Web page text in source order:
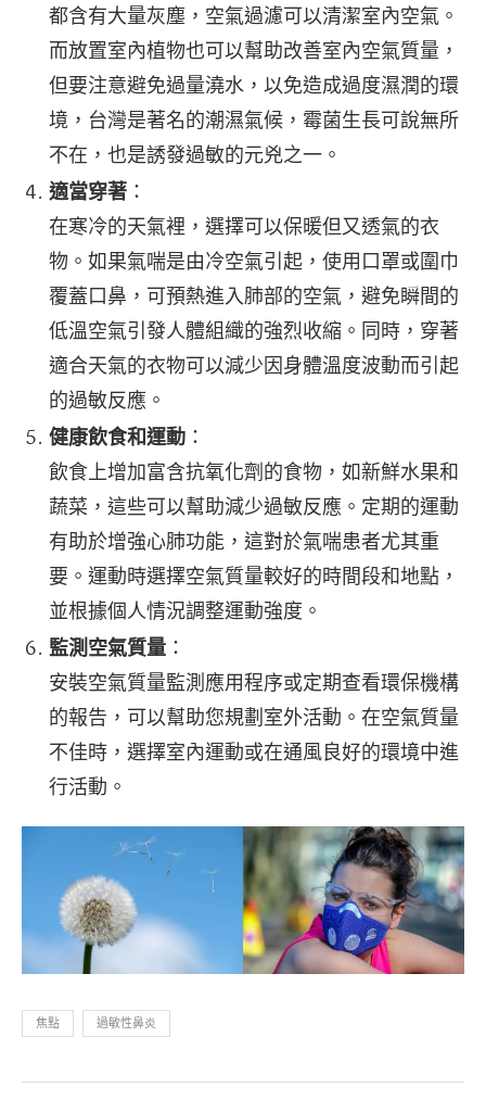
都含有大量灰塵，空氣過濾可以清潔室內空氣。
而放置室內植物也可以幫助改善室內空氣質量，
但要注意避免過量澆水，以免造成過度濕潤的環
境，台灣是著名的潮濕氣候，霉菌生長可說無所
不在，也是誘發過敏的元兇之一。
適當穿著 ：
在寒冷的天氣裡，選擇可以保暖但又透氣的衣
物。如果氣喘是由冷空氣引起，使用口罩或圍巾
覆蓋口鼻，可預熱進入肺部的空氣，避免瞬間的
低溫空氣引發人體組織的強烈收縮。同時，穿著
適合天氣的衣物可以減少因身體溫度波動而引起
的過敏反應。
健康飲食和運動 ：
飲食上增加富含抗氧化劑的食物，如新鮮水果和
蔬菜，這些可以幫助減少過敏反應。定期的運動
有助於增強心肺功能，這對於氣喘患者尤其重
要。運動時選擇空氣質量較好的時間段和地點，
並根據個人情況調整運動強度。
監測空氣質量 ：
安裝空氣質量監測應用程序或定期查看環保機構
的報告，可以幫助您規劃室外活動。在空氣質量
不佳時，選擇室內運動或在通風良好的環境中進
行活動。
焦點 過敏性鼻炎